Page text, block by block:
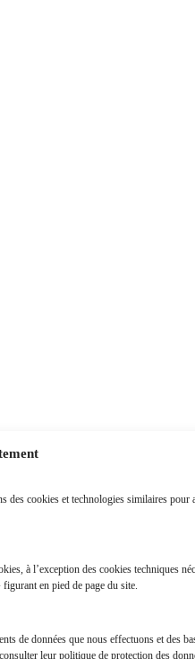
des cookies et technologies similaires
à l’exception des cookies techniques
en pied de page du site.
de données que nous effectuons et
leur politique de protection des